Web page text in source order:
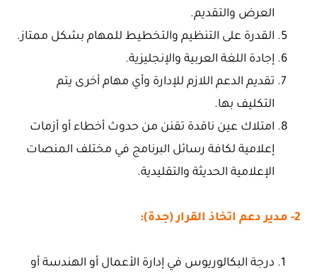
العرض والتقديم.
­القدرة على التنظيم والتخطيط للمهام بشكل ممتاز.
­إجادة اللغة العربية والإنجليزية.
تقديم الدعم اللازم للإدارة وأي مهام أخرى يتم
التكليف بها.
امتلاك عين ناقدة تقنن من حدوث أخطاء أو أزمات
إعلامية لكافة رسائل البرنامج في مختلف المنصات
الإعلامية الحديثة والتقليدية.
2- مدير دعم اتخاذ القرار (جدة):
درجة البكالوريوس في إدارة الأعمال أو الهندسة أو